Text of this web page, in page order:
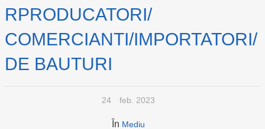
RPRODUCATORI/
COMERCIANTI/IMPORTATORI/
DE BAUTURI
24 feb. 2023
În Mediu